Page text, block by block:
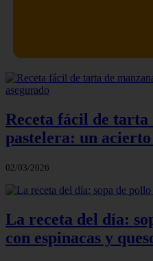
Receta fácil de tarta
pastelera: un acierto
02/03/2026
La receta del día:
con espinacas y